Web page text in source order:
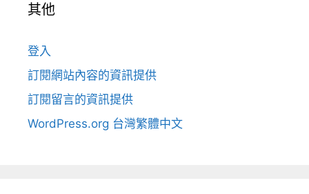
其他
登入
訂閱網站內容的資訊提供
訂閱留言的資訊提供
WordPress.org 台灣繁體中文